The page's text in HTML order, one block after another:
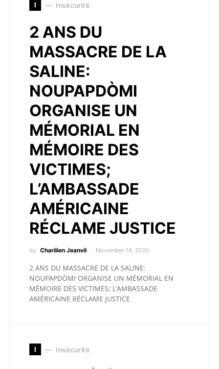
I Insécurité
2 ANS DU
MASSACRE DE LA
SALINE:
NOUPAPDÒMI
ORGANISE UN
MÉMORIAL EN
MÉMOIRE DES
VICTIMES;
L’AMBASSADE
AMÉRICAINE
RÉCLAME JUSTICE
by Charilien Jeanvil November 16, 2020
2 ANS DU MASSACRE DE LA SALINE:
NOUPAPDÒMI ORGANISE UN MÉMORIAL EN
MÉMOIRE DES VICTIMES; L’AMBASSADE
AMÉRICAINE RÉCLAME JUSTICE
I Insécurité